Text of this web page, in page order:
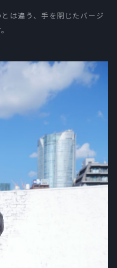
は違う、手を閉じたバージ